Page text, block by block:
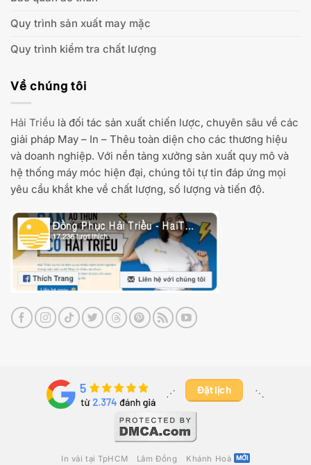
Quy trình sản xuất may mặc
Quy trình kiểm tra chất lượng
Về chúng tôi
Hải Triều là đối tác sản xuất chiến lược, chuyên sâu về các
giải pháp May – In – Thêu toàn diện cho các thương hiệu
và doanh nghiệp. Với nền tảng xưởng sản xuất quy mô và
hệ thống máy móc hiện đại, chúng tôi tự tin đáp ứng mọi
yêu cầu khắt khe về chất lượng, số lượng và tiến độ.
⋰ ​ Đặt lịch ⋱
In vải tại TpHCM Lâm Đồng Khánh Hoà